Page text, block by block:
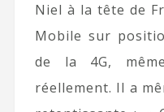
Niel à la tête de
Mobile sur
de la 4G,
réellement. Il a